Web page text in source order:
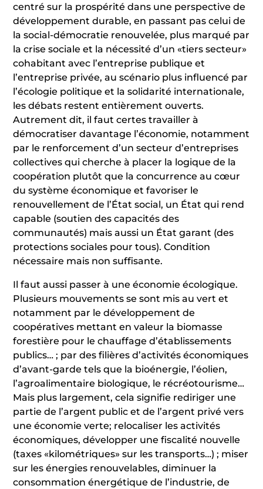
centré sur la prospérité dans une perspective de
développement durable, en passant pas celui de
la social-démocratie renouvelée, plus marqué par
la crise sociale et la nécessité d’un «tiers secteur»
cohabitant avec l’entreprise publique et
l’entreprise privée, au scénario plus influencé par
l’écologie politique et la solidarité internationale,
les débats restent entièrement ouverts.
Autrement dit, il faut certes travailler à
démocratiser davantage l’économie, notamment
par le renforcement d’un secteur d’entreprises
collectives qui cherche à placer la logique de la
coopération plutôt que la concurrence au cœur
du système économique et favoriser le
renouvellement de l’État social, un État qui rend
capable (soutien des capacités des
communautés) mais aussi un État garant (des
protections sociales pour tous). Condition
nécessaire mais non suffisante.
Il faut aussi passer à une économie écologique.
Plusieurs mouvements se sont mis au vert et
notamment par le développement de
coopératives mettant en valeur la biomasse
forestière pour le chauffage d’établissements
publics… ; par des filières d’activités économiques
d’avant-garde tels que la bioénergie, l’éolien,
l’agroalimentaire biologique, le récréotourisme…
Mais plus largement, cela signifie rediriger une
partie de l’argent public et de l’argent privé vers
une économie verte; relocaliser les activités
économiques, développer une fiscalité nouvelle
(taxes «kilométriques» sur les transports…) ; miser
sur les énergies renouvelables, diminuer la
consommation énergétique de l’industrie, de